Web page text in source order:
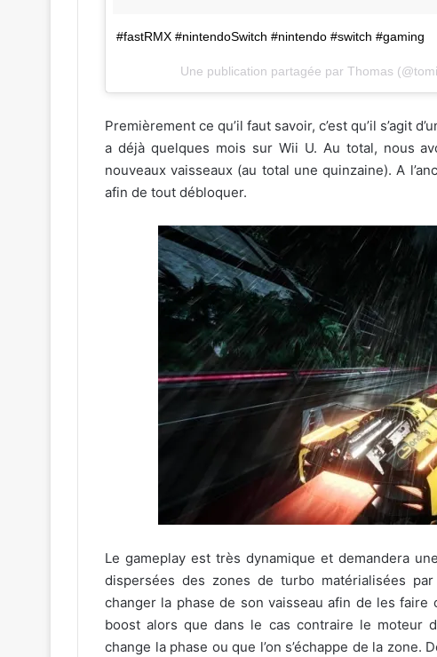
#fastRMX #nintendoSwitch #nintendo #switch #gaming
Une publication partagée par Thomas
Premièrement ce qu’il faut savoir, c’est qu’il s’agit
a déjà quelques mois sur Wii U. Au total, nous
nouveaux vaisseaux (au total une quinzaine). A
afin de tout débloquer.
Le gameplay est très dynamique et demandera
dispersées des zones de turbo matérialisées
changer la phase de son vaisseau afin de les faire
boost alors que dans le cas contraire le moteur
change la phase ou que l’on s’échappe de la zone.